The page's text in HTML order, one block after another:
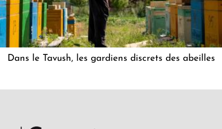
Dans le Tavush, les gardiens discrets des abeilles